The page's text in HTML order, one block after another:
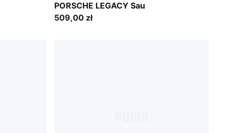
PORSCHE LEGACY Sau
509,00 zł